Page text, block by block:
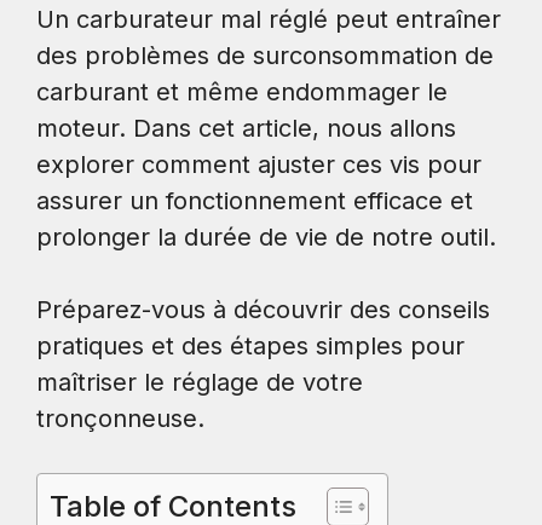
Un carburateur mal réglé peut entraîner
des problèmes de surconsommation de
carburant et même endommager le
moteur. Dans cet article, nous allons
explorer comment ajuster ces vis pour
assurer un fonctionnement efficace et
prolonger la durée de vie de notre outil.
Préparez-vous à découvrir des conseils
pratiques et des étapes simples pour
maîtriser le réglage de votre
tronçonneuse.
Table of Contents